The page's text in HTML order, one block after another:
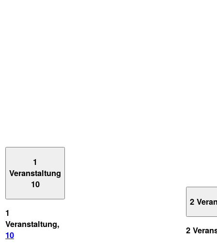
1
Veranstaltung
10
1
Veranstaltung,
10
2
2